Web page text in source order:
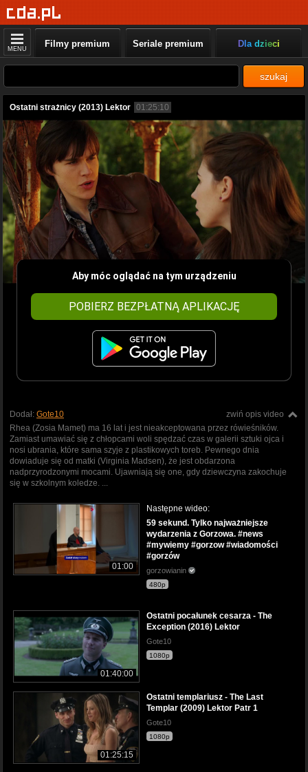
MENU Filmy premium Seriale premium Dla dzieci
szukaj
Ostatni strażnicy (2013) Lektor 01:25:10
Aby móc oglądać na tym urządzeniu
POBIERZ BEZPŁATNĄ APLIKACJĘ
zwiń opis video
Dodał: Gote10
Rhea (Zosia Mamet) ma 16 lat i jest nieakceptowana przez rówieśników.
Zamiast umawiać się z chłopcami woli spędzać czas w galerii sztuki ojca i
nosi ubrania, które sama szyje z plastikowych toreb. Pewnego dnia
dowiaduje się od matki (Virginia Madsen), że jest obdarzona
nadprzyrodzonymi mocami. Ujawniają się one, gdy dziewczyna zakochuje
się w szkolnym koledze. ...
01:00
Następne wideo:
59 sekund. Tylko najważniejsze
wydarzenia z Gorzowa. #news
#mywiemy #gorzow #wiadomości
#gorzów
gorzowianin
480p
01:40:00
Ostatni pocałunek cesarza - The
Exception (2016) Lektor
Gote10
1080p
01:25:15
Ostatni templariusz - The Last
Templar (2009) Lektor Patr 1
Gote10
1080p